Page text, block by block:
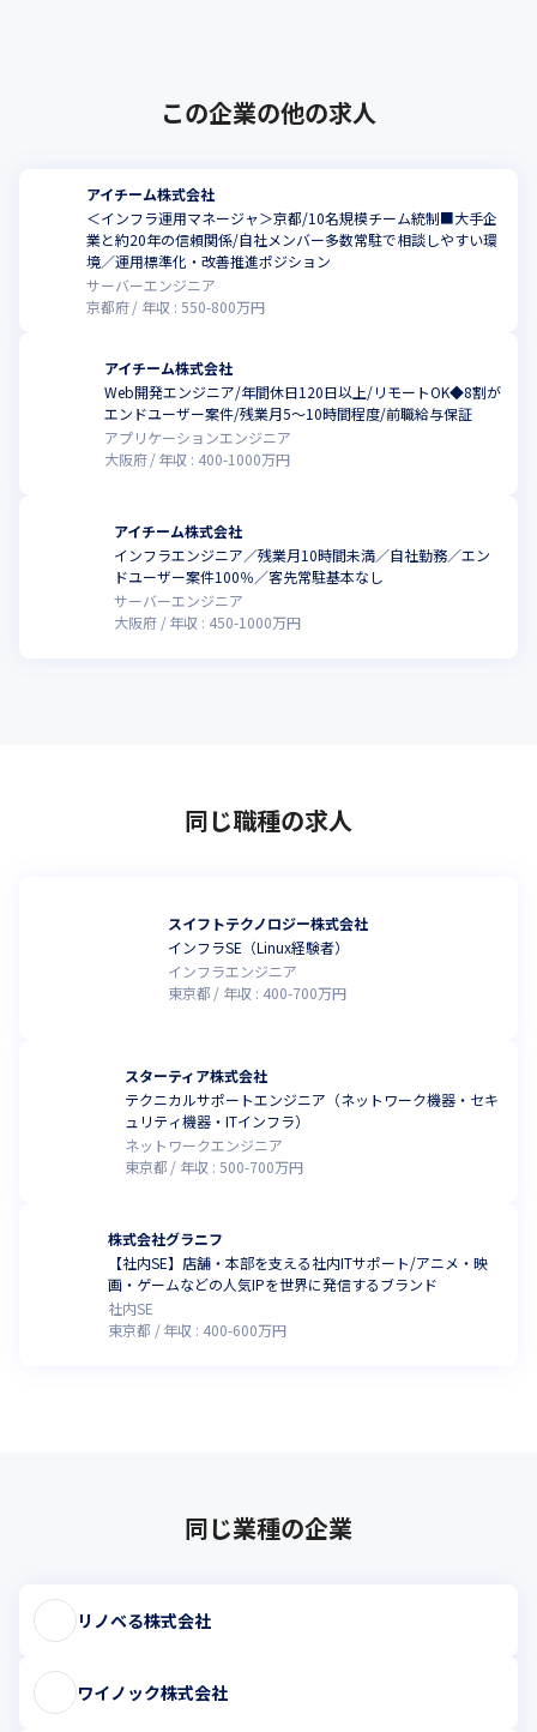
この企業の他の求人
アイチーム株式会社
＜インフラ運用マネージャ＞京都/10名規模チーム統制■大手企
業と約20年の信頼関係/自社メンバー多数常駐で相談しやすい環
境／運用標準化・改善推進ポジション
サーバーエンジニア
京都府
年収 : 550-800万円
アイチーム株式会社
Web開発エンジニア/年間休日120日以上/リモートOK◆8割が
エンドユーザー案件/残業月5～10時間程度/前職給与保証
アプリケーションエンジニア
大阪府
年収 : 400-1000万円
アイチーム株式会社
インフラエンジニア／残業月10時間未満／自社勤務／エン
ドユーザー案件100％／客先常駐基本なし
サーバーエンジニア
大阪府
年収 : 450-1000万円
同じ職種の求人
スイフトテクノロジー株式会社
インフラSE（Linux経験者）
インフラエンジニア
東京都
年収 : 400-700万円
スターティア株式会社
テクニカルサポートエンジニア（ネットワーク機器・セキ
ュリティ機器・ITインフラ）
ネットワークエンジニア
東京都
年収 : 500-700万円
株式会社グラニフ
【社内SE】店舗・本部を支える社内ITサポート/アニメ・映
画・ゲームなどの人気IPを世界に発信するブランド
社内SE
東京都
年収 : 400-600万円
同じ業種の企業
リノベる株式会社
ワイノック株式会社